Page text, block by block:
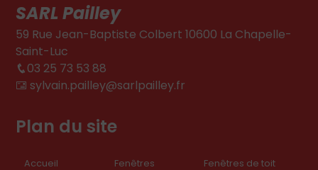
SARL Pailley
59 Rue Jean-Baptiste Colbert 10600 La Chapelle-
Saint-Luc
03 25 73 53 88
sylvain.pailley@sarlpailley.fr
Plan du site
Accueil
Fenêtres
Fenêtres de toit